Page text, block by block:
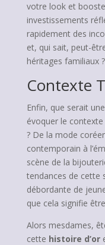
votre look et
investissements
rapidement des
et, qui sait, peut-
héritages familiaux ?
Contexte
Enfin, que serait
évoquer le contexte
? De la mode
contemporain à
scène de la
tendances de cette
débordante de
que cela signifie
Alors mesdames,
cette histoire d’or